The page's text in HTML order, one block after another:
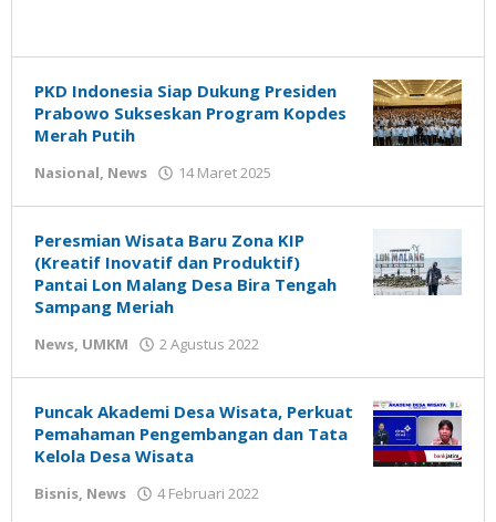
PKD Indonesia Siap Dukung Presiden
Prabowo Sukseskan Program Kopdes
Merah Putih
Nasional, News 14 Maret 2025
Susanto
Peresmian Wisata Baru Zona KIP
(Kreatif Inovatif dan Produktif)
Pantai Lon Malang Desa Bira Tengah
Sampang Meriah
News, UMKM 2 Agustus 2022
Susanto
Puncak Akademi Desa Wisata, Perkuat
Pemahaman Pengembangan dan Tata
Kelola Desa Wisata
Bisnis, News 4 Februari 2022